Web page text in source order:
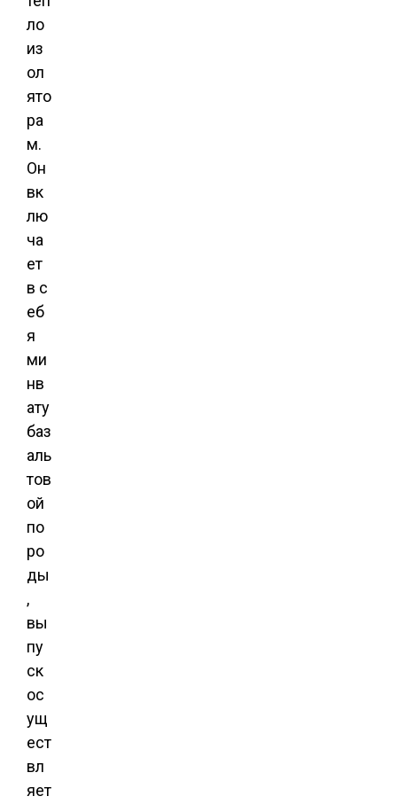
ло
из
ол
ято
ра
м.
Он
вк
лю
ча
ет
в с
еб
я
ми
нв
ату
баз
аль
тов
ой
по
ро
ды
,
вы
пу
ск
ос
ущ
ест
вл
яет